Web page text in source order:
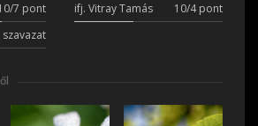
7 pont ifj. Vitray Tamás
10/4 pont
szavazat